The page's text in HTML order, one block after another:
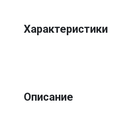
Характеристики
Описание